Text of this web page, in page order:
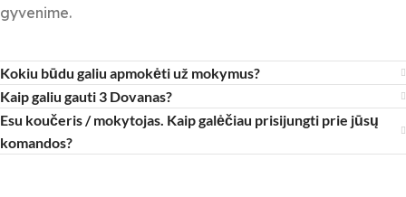
gyvenime.
Kokiu būdu galiu apmokėti už mokymus?
Kaip galiu gauti 3 Dovanas?
Esu koučeris / mokytojas. Kaip galėčiau prisijungti prie jūsų
komandos?